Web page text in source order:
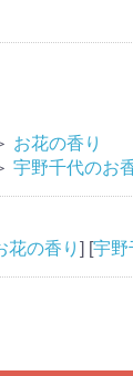
お花の香り
宇野千代のお
花の香り ] [宇